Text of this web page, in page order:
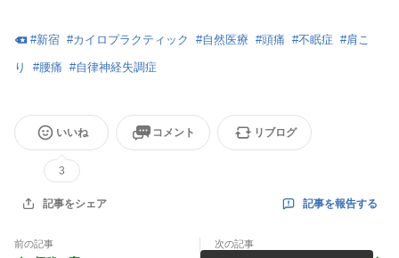
#新宿 #カイロプラクティック #自然医療 #頭痛 #不眠症 #肩こ
り #腰痛 #自律神経失調症
いいね
3
コメント リブログ
記事をシェア 記事を報告する
前の記事 次の記事